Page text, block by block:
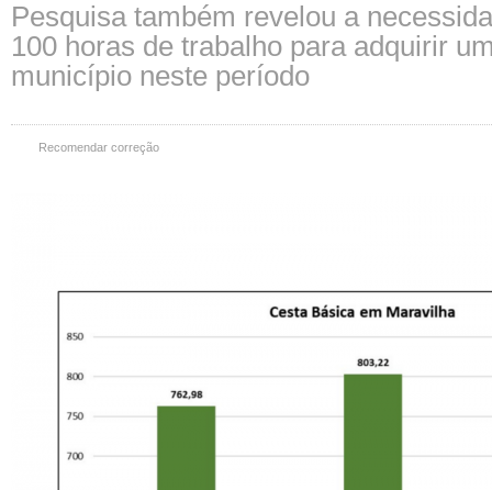
Pesquisa também revelou a
100 horas de trabalho para adquirir
município neste período
Recomendar correção